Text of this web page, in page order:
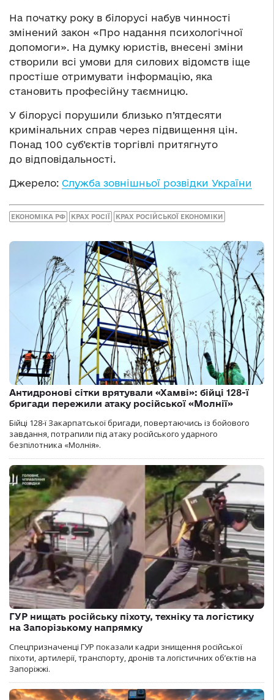
На початку року в білорусі набув чинності
змінений закон «Про надання психологічної
допомоги». На думку юристів, внесені зміни
створили всі умови для силових відомств іще
простіше отримувати інформацію, яка
становить професійну таємницю.
У білорусі порушили близько п’ятдесяти
кримінальних справ через підвищення цін.
Понад 100 суб’єктів торгівлі притягнуто
до відповідальності.
Джерело: Служба зовнішньої розвідки України
ЕКОНОМІКА РФ КРАХ РОСІЇ КРАХ РОСІЙСЬКОЇ ЕКОНОМІКИ
Антидронові сітки врятували «Хамві»: бійці 128-ї
бригади пережили атаку російської «Молнії»
Бійці 128-ї Закарпатської бригади, повертаючись із бойового
завдання, потрапили під атаку російського ударного
безпілотника «Молнія».
ГУР нищать російську піхоту, техніку та логістику
на Запорізькому напрямку
Спецпризначенці ГУР показали кадри знищення російської
піхоти, артилерії, транспорту, дронів та логістичних об’єктів на
Запоріжжі.